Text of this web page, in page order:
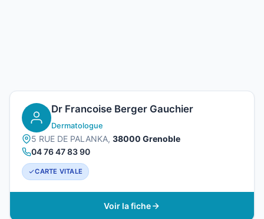
Dr Francoise Berger Gauchier
Dermatologue
5 RUE DE PALANKA, 38000 Grenoble
04 76 47 83 90
CARTE VITALE
Voir la fiche